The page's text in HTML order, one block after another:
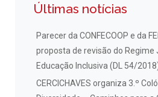
Últimas notícias
Parecer da CONFECOOP e da
proposta de revisão do Regime
Educação Inclusiva (DL 54/
CERCICHAVES organiza 3.º